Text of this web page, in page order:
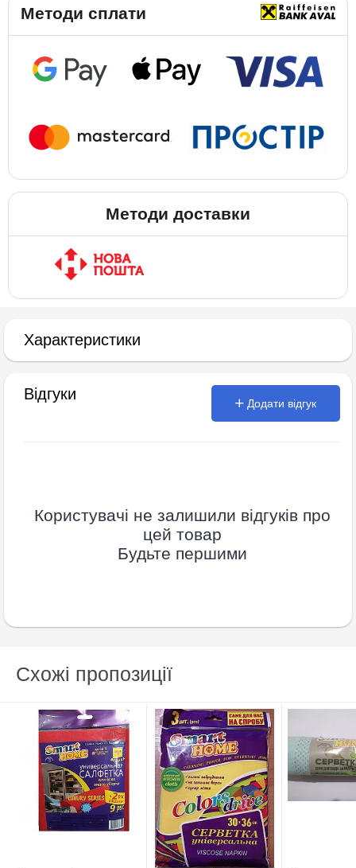
Методи сплати
Методи доставки
Характеристики
Відгуки
Додати відгук
Користувачі не залишили відгуків про
цей товар
Будьте першими
Схожі пропозиції